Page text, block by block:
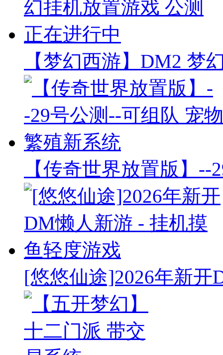
【梦幻西游】DM2 梦
【传奇世界放置版】
[悠悠仙途]2026年新开